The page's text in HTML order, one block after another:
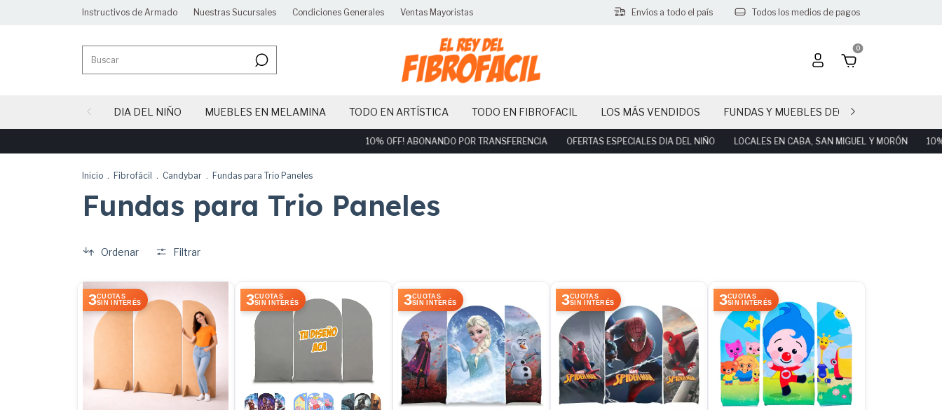
Instructivos de Armado Nuestras Sucursales Condiciones Generales Ventas Mayoristas Envíos a todo el país Todos los medios de pagos
0
DIA DEL NIÑO MUEBLES EN MELAMINA TODO EN ARTÍSTICA TODO EN FIBROFACIL LOS MÁS VENDIDOS FUNDAS Y MUEBLES DECO PARTY
10% OFF! ABONANDO POR TRANSFERENCIA OFERTAS ESPECIALES DIA DEL NIÑO LOCALES EN CABA, SAN MIGUEL Y MORÓN 10%
Inicio . Fibrofácil . Candybar . Fundas para Trio Paneles
Fundas para Trio Paneles
Ordenar Filtrar
3CUOTAS
SIN INTERÉS
3CUOTAS
SIN INTERÉS
3CUOTAS
SIN INTERÉS
3CUOTAS
SIN INTERÉS
3CUOTAS
SIN INTERÉS